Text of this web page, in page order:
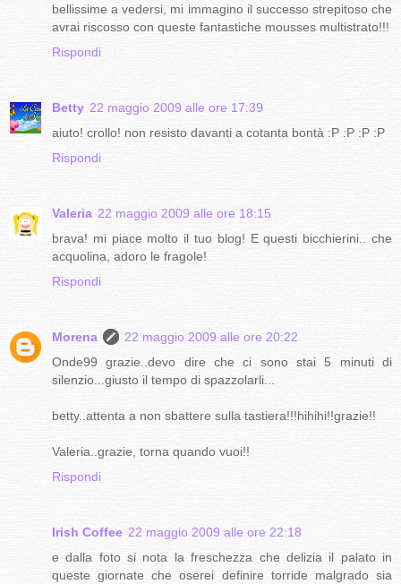
bellissime a vedersi, mi immagino il successo strepitoso che
avrai riscosso con queste fantastiche mousses multistrato!!!
Rispondi
Betty 22 maggio 2009 alle ore 17:39
aiuto! crollo! non resisto davanti a cotanta bontà :P :P :P :P
Rispondi
Valeria 22 maggio 2009 alle ore 18:15
brava! mi piace molto il tuo blog! E questi bicchierini.. che
acquolina, adoro le fragole!
Rispondi
Morena
22 maggio 2009 alle ore 20:22
Onde99 grazie..devo dire che ci sono stai 5 minuti di
silenzio...giusto il tempo di spazzolarli...
betty..attenta a non sbattere sulla tastiera!!!hihihi!!grazie!!
Valeria..grazie, torna quando vuoi!!
Rispondi
Irish Coffee 22 maggio 2009 alle ore 22:18
e dalla foto si nota la freschezza che delizia il palato in
queste giornate che oserei definire torride malgrado sia